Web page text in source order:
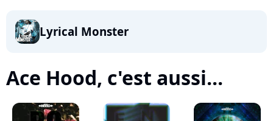
Lyrical Monster
Ace Hood, c'est aussi...